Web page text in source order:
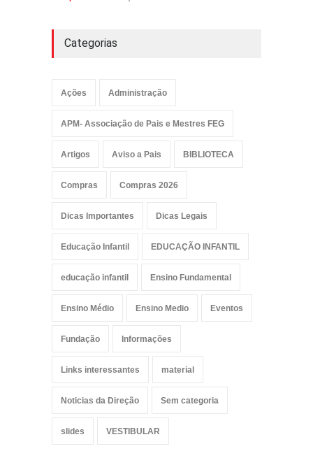
Categorias
Ações Administração
APM- Associação de Pais e Mestres FEG
Artigos Aviso a Pais BIBLIOTECA
Compras Compras 2026
Dicas Importantes Dicas Legais
Educação Infantil EDUCAÇÃO INFANTIL
educação infantil Ensino Fundamental
Ensino Médio Ensino Medio Eventos
Fundação Informações
Links interessantes material
Noticias da Direção Sem categoria
slides VESTIBULAR